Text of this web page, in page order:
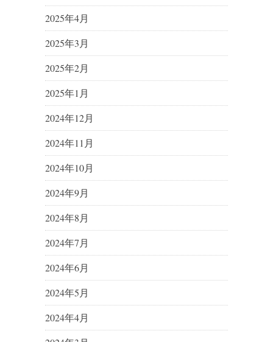
2025年4月
2025年3月
2025年2月
2025年1月
2024年12月
2024年11月
2024年10月
2024年9月
2024年8月
2024年7月
2024年6月
2024年5月
2024年4月